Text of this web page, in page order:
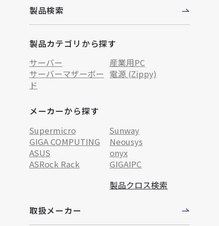
製品検索
製品カテゴリから探す
サーバー
産業用PC
サーバーマザーボー
ド
電源 (Zippy)
メーカーから探す
Supermicro
Sunway
GIGA COMPUTING
Neousys
ASUS
onyx
ASRock Rack
GIGAIPC
製品クロス検索
取扱メーカー